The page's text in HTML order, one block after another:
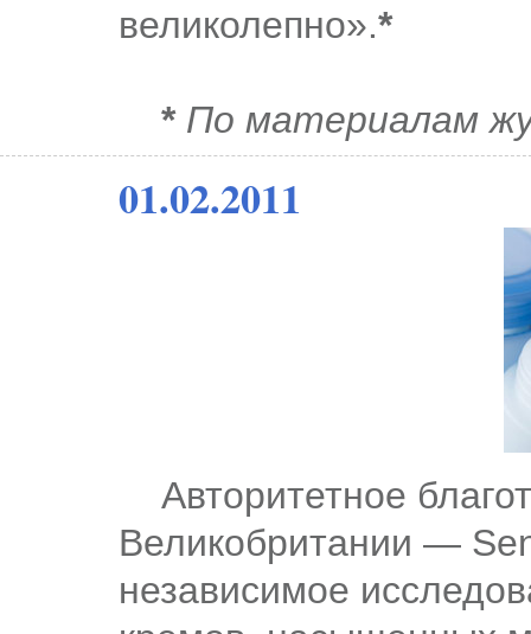
великолепно».*
* По материалам
01.02.2011
Авторитетное
Великобритании —
независимое